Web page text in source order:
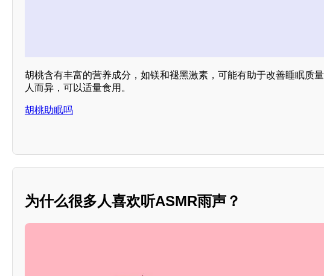
胡桃含有丰富的营养成分，如镁和褪黑激素，可能有助于改善睡眠质
人而异，可以适量食用。
胡桃助眠吗
为什么很多人喜欢听ASMR雨声？